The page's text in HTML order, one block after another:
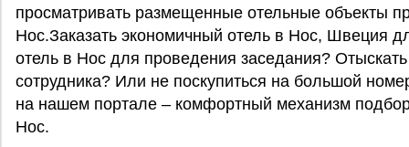
просматривать размещенные отельные объекты
Нос.Заказать экономичный отель в Нос, Швеция
отель в Нос для проведения заседания?
сотрудника? Или не поскупиться на большой
на нашем портале – комфортный механизм
Нос.